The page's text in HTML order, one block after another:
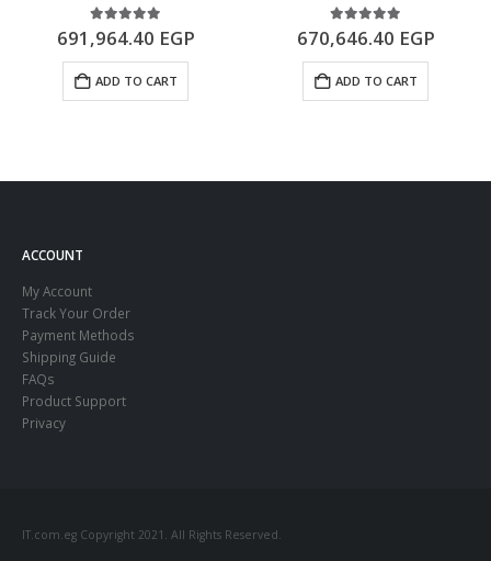
5.00out of 5
691,964.40 EGP
ADD TO CART
5.00out of 5
670,646.40 EGP
ADD TO CART
ACCOUNT
My Account
Track Your Order
Payment Methods
Shipping Guide
FAQs
Product Support
Privacy
IT.com.eg Copyright 2021. All Rights Reserved.